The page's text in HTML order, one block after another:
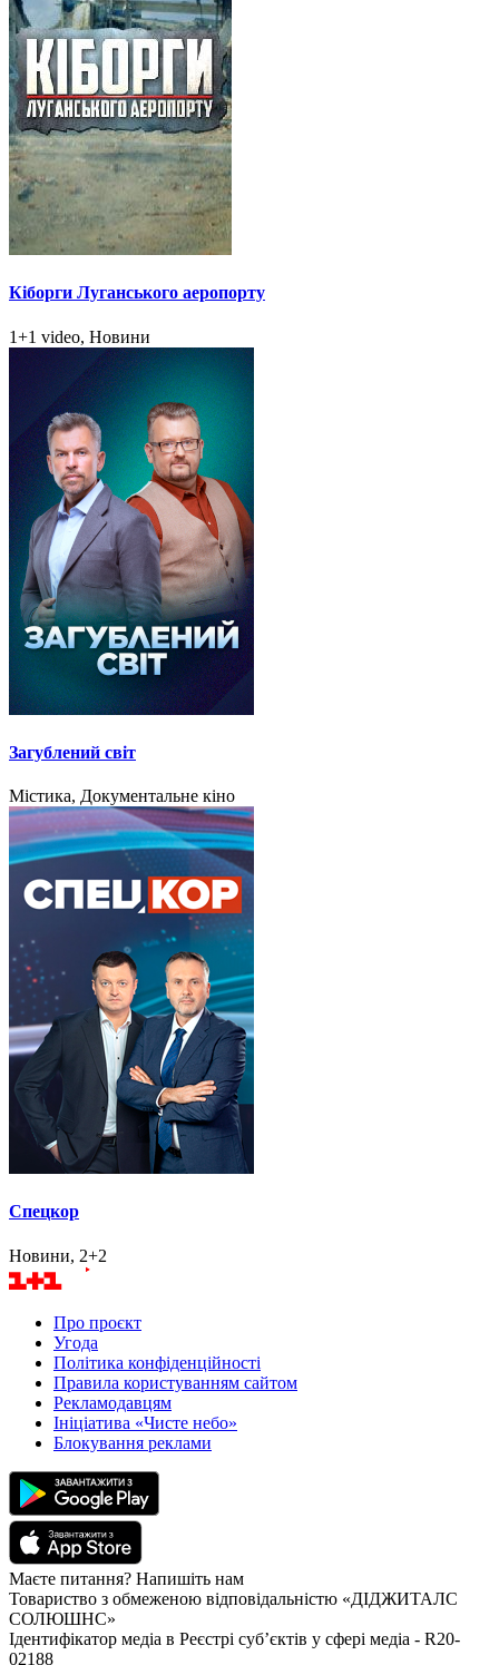
Кіборги Луганського аеропорту
1+1 video, Новини
Загублений світ
Містика, Документальне кіно
Спецкор
Новини, 2+2
Про проєкт
Угода
Політика конфіденційності
Правила користуванням сайтом
Рекламодавцям
Ініціатива «Чисте небо»
Блокування реклами
Маєте питання? Напишіть нам
Товариство з обмеженою відповідальністю «ДІДЖИТАЛС
СОЛЮШНС»
Ідентифікатор медіа в Реєстрі суб’єктів у сфері медіа - R20-
02188